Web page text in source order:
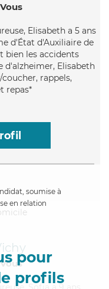
Elisabeth a 5 ans
d'État d'Auxiliaire de
bien les accidents
d'alzheimer, Elisabeth
rappels,
repas*
soumise à
en relation
pour
profils